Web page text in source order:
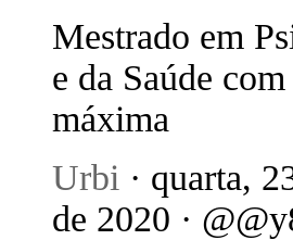
Mestrado em
e da Saúde
máxima
Urbi · quarta,
de 2020 ·